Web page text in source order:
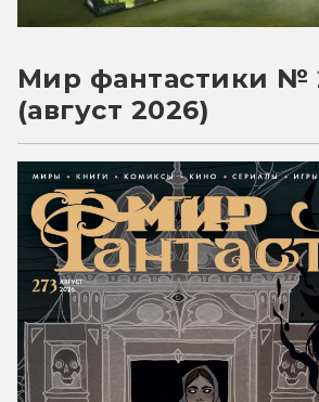
Мир фантастики №
(август 2026)